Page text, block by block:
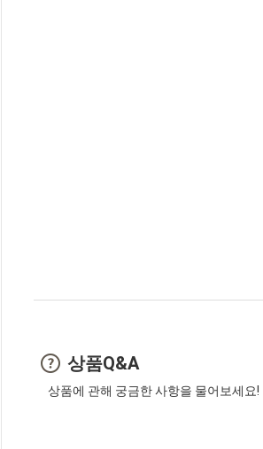
상품Q&A
상품에 관해 궁금한 사항을 물어보세요!